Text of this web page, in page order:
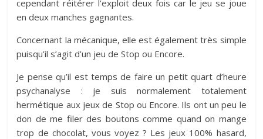
cependant réitérer l’exploit deux fois car le jeu se joue
en deux manches gagnantes.
Concernant la mécanique, elle est également très simple
puisqu’il s’agit d’un jeu de Stop ou Encore.
Je pense qu’il est temps de faire un petit quart d’heure
psychanalyse : je suis normalement totalement
hermétique aux jeux de Stop ou Encore. Ils ont un peu le
don de me filer des boutons comme quand on mange
trop de chocolat, vous voyez ? Les jeux 100% hasard,